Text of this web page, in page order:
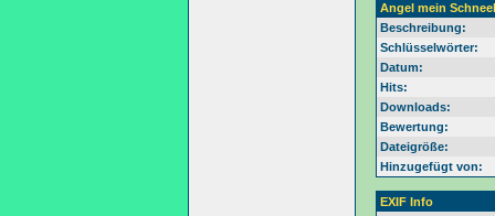
Angel mein
Beschreibung:
Schlüsselwörter:
Datum:
Hits:
Downloads:
Bewertung:
Dateigröße:
Hinzugefügt von:
EXIF Info